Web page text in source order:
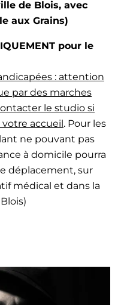
de Blois, avec
aux Grains)
pour le
: attention
par des marches
le studio si
accueil . Pour les
ne pouvant pas
à domicile pourra
déplacement, sur
médical et dans la